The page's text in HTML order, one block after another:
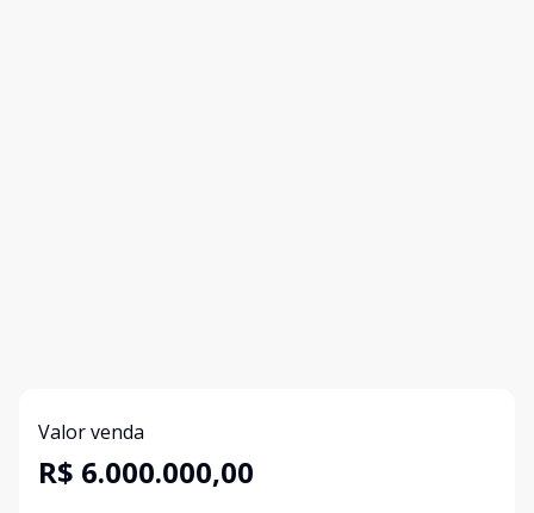
Valor venda
R$ 6.000.000,00